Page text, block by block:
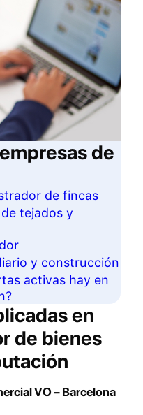
de
de fincas
tejados y
y construcción
activas hay en
en
de bienes
VO – Barcelona